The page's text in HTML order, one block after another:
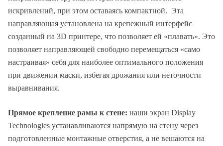
искривлений, при этом оставаясь компактной. Эта
направляющая установлена на крепежный интерфейс
созданный на 3D принтере, что позволяет ей «плавать». Это
позволяет направляющей свободно перемещаться «само
настраивая» себя для наиболее оптимального положения
при движении маски, избегая дрожания или неточности
выравнивания.
Прямое крепление рамы к стене: наши экран Display
Technologies устанавливаются напрямую на стену через
подготовленные монтажные отверстия, а не вешаются на